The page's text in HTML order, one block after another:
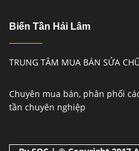
Biến Tần Hải Lâm
TRUNG TÂM MUA BÁN SỬA
Chuyên mua bán, phân phối
tần chuyên nghiệp